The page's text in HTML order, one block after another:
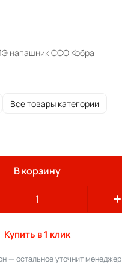
напашник ССО Кобра
Все товары категории
В корзину
Купить в 1 клик
— остальное уточнит менеджер